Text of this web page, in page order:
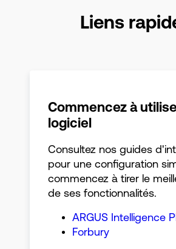
Liens
Commencez à
logiciel
Consultez nos guides
pour une configuration
commencez à tirer le
de ses fonctionnalités.
ARGUS Intelligence
Forbury